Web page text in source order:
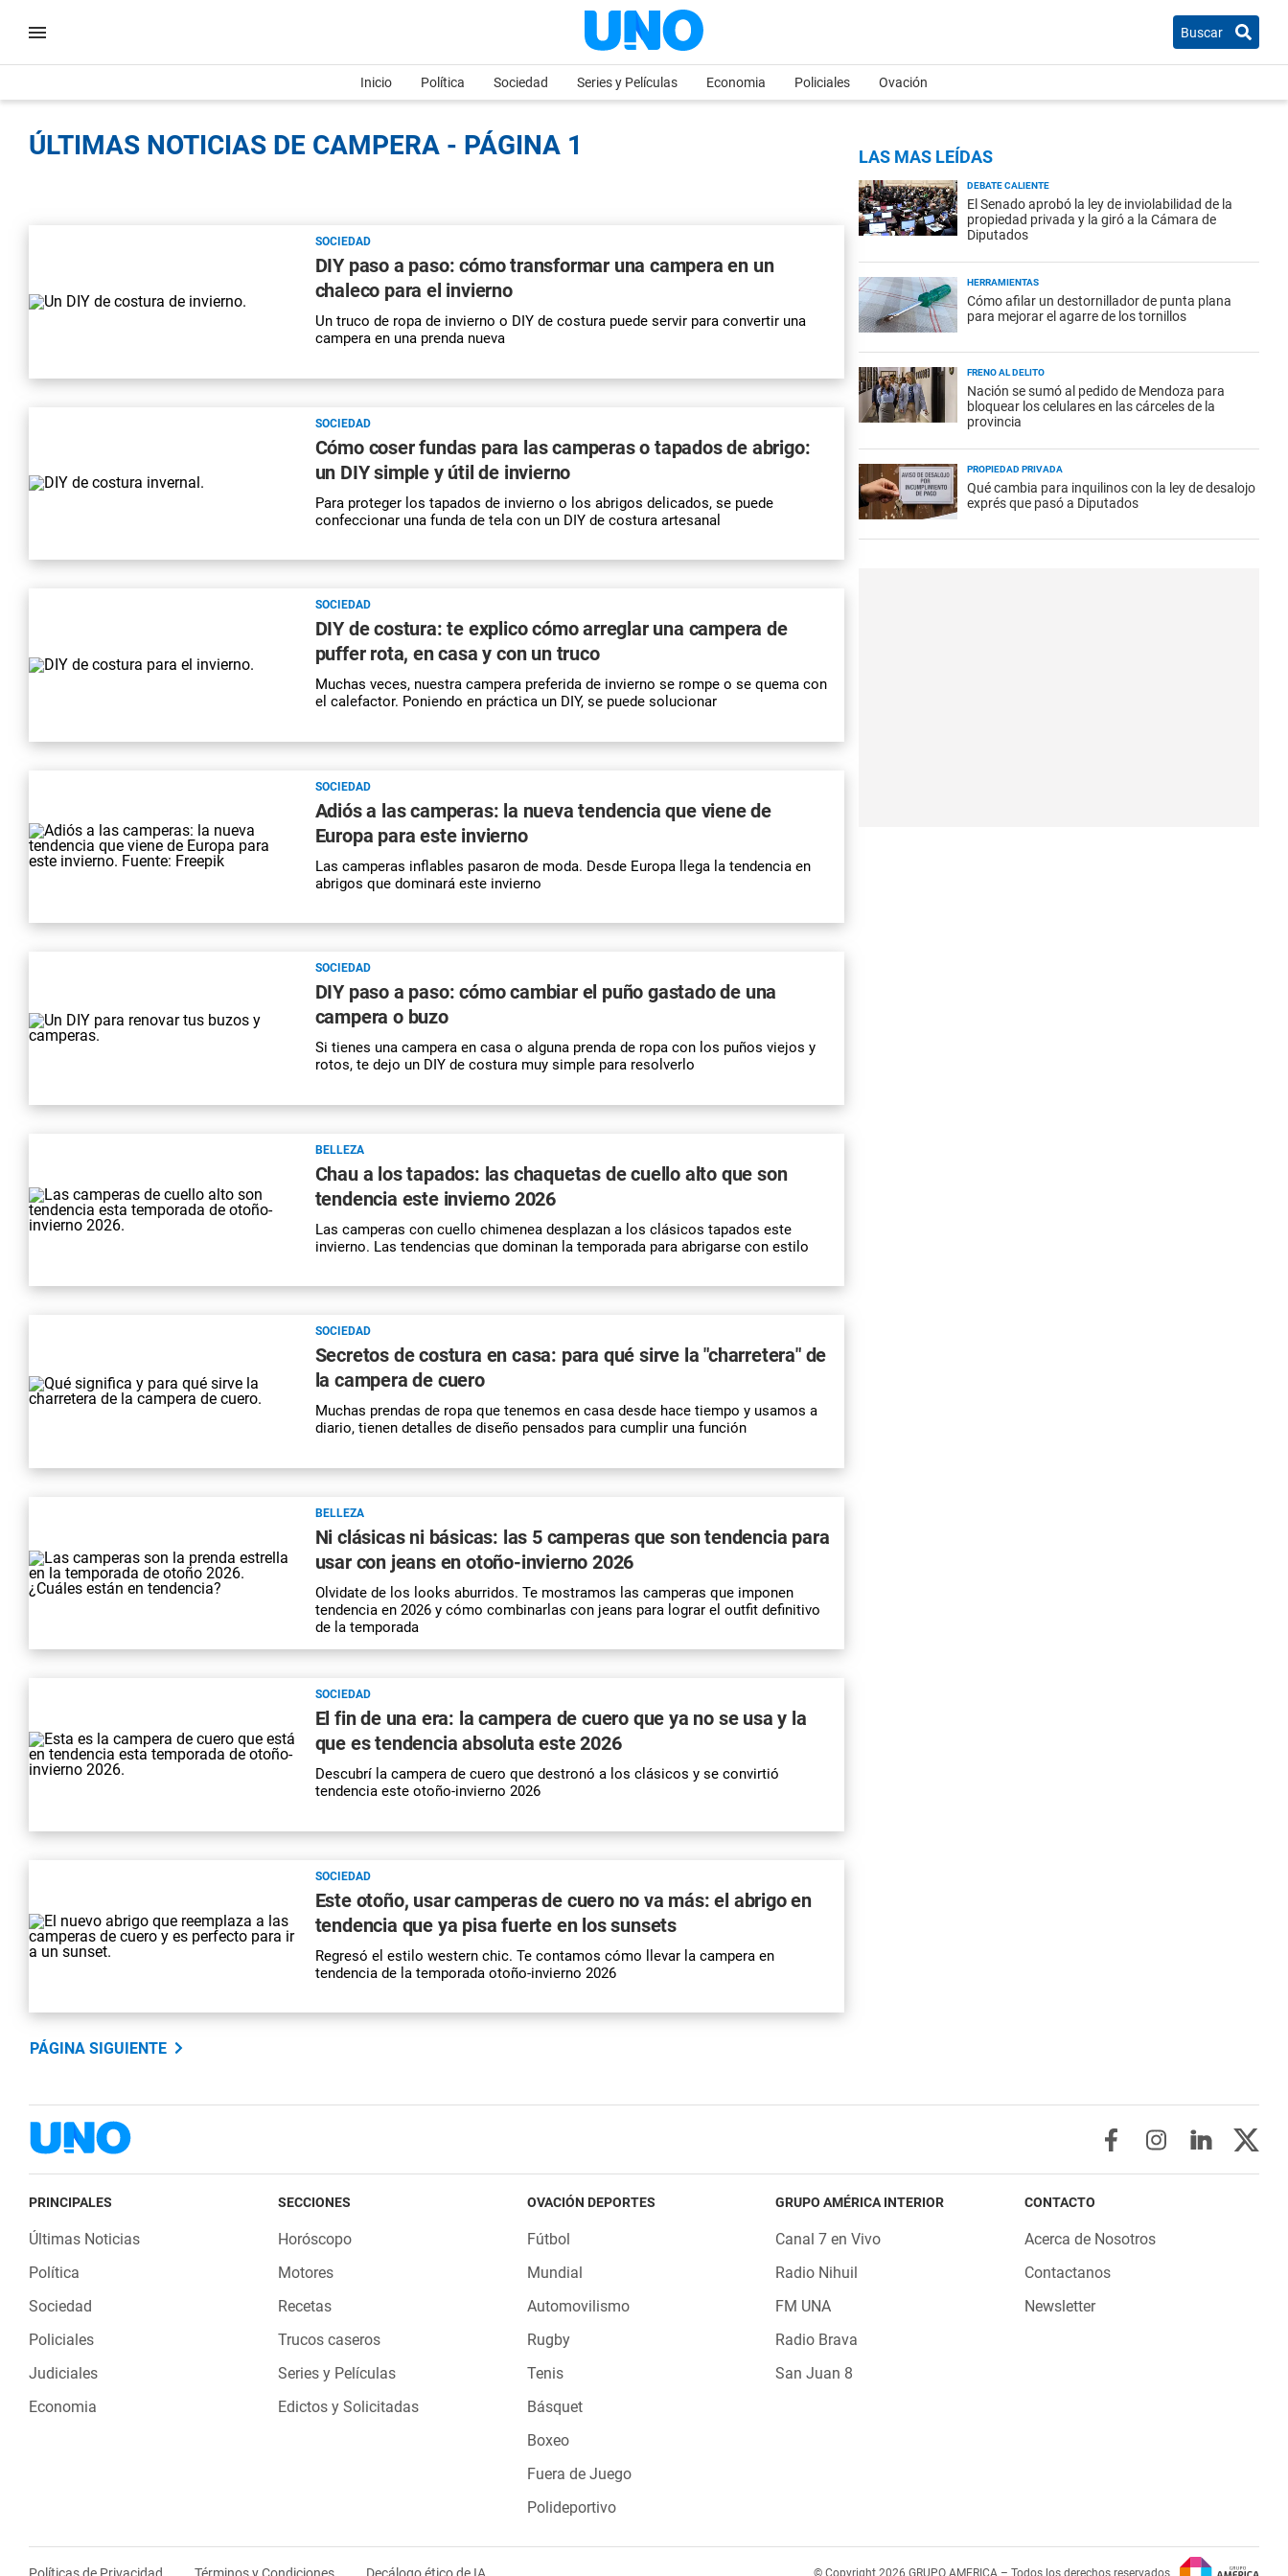
Buscar
Inicio Política Sociedad Series y Películas Economia Policiales Ovación
ÚLTIMAS NOTICIAS DE CAMPERA - PÁGINA 1
SOCIEDAD
DIY paso a paso: cómo transformar una campera en un
chaleco para el invierno
Un truco de ropade invierno o DIYde costura puede servir para convertir una
campera en una prenda nueva
SOCIEDAD
Cómo coser fundas para las camperas o tapados de abrigo:
un DIY simple y útil de invierno
Para proteger los tapados de invierno o los abrigos delicados, se puede
confeccionar una funda de tela con un DIY de costura artesanal
SOCIEDAD
DIY de costura: te explico cómo arreglar una campera de
puffer rota, en casa y con un truco
Muchas veces, nuestra camperapreferida de invierno se rompe o se quema con
el calefactor. Poniendo en práctica un DIY, se puede solucionar
SOCIEDAD
Adiós a las camperas: la nueva tendencia que viene de
Europa para este invierno
Las camperas inflables pasaron de moda. Desde Europa llega la tendencia en
abrigos que dominará este invierno
SOCIEDAD
DIY paso a paso: cómo cambiar el puño gastado de una
campera o buzo
Si tienes una camperaen casa o alguna prenda de ropacon los puños viejos y
rotos, te dejo un DIYde costura muy simple para resolverlo
BELLEZA
Chau a los tapados: las chaquetas de cuello alto que son
tendencia este invierno 2026
Las camperas con cuello chimenea desplazan a los clásicos tapados este
invierno. Las tendencias que dominan la temporada para abrigarse con estilo
SOCIEDAD
Secretos de costura en casa: para qué sirve la "charretera" de
la campera de cuero
Muchas prendas de ropa que tenemos en casa desde hace tiempo y usamos a
diario, tienen detalles de diseño pensados para cumplir una función
BELLEZA
Ni clásicas ni básicas: las 5 camperas que son tendencia para
usar con jeans en otoño-invierno 2026
Olvidate de los looks aburridos. Te mostramos las camperas que imponen
tendencia en 2026 y cómo combinarlas con jeans para lograr el outfit definitivo
de la temporada
SOCIEDAD
El fin de una era: la campera de cuero que ya no se usa y la
que es tendencia absoluta este 2026
Descubrí la campera de cuero que destronó a los clásicos y se convirtió
tendencia este otoño-invierno 2026
SOCIEDAD
Este otoño, usar camperas de cuero no va más: el abrigo en
tendencia que ya pisa fuerte en los sunsets
Regresó el estilo western chic. Te contamos cómo llevar la campera en
tendencia de la temporada otoño-invierno 2026
PÁGINA SIGUIENTE
LAS MAS LEÍDAS
DEBATE CALIENTE
El Senado aprobó la ley de inviolabilidad de la
propiedad privada y la giró a la Cámara de
Diputados
HERRAMIENTAS
Cómo afilar un destornillador de punta plana
para mejorar el agarre de los tornillos
FRENO AL DELITO
Nación se sumó al pedido de Mendoza para
bloquear los celulares en las cárceles de la
provincia
PROPIEDAD PRIVADA
Qué cambia para inquilinos con la ley de desalojo
exprés que pasó a Diputados
PRINCIPALES
Últimas Noticias
Política
Sociedad
Policiales
Judiciales
Economia
SECCIONES
Horóscopo
Motores
Recetas
Trucos caseros
Series y Películas
Edictos y Solicitadas
OVACIÓN DEPORTES
Fútbol
Mundial
Automovilismo
Rugby
Tenis
Básquet
Boxeo
Fuera de Juego
Polideportivo
GRUPO AMÉRICA INTERIOR
Canal 7 en Vivo
Radio Nihuil
FM UNA
Radio Brava
San Juan 8
CONTACTO
Acerca de Nosotros
Contactanos
Newsletter
© Copyright 2026 GRUPO AMERICA – Todos los derechos reservados